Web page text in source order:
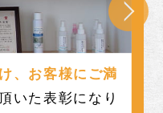
、お客様にご満
いた表彰になり